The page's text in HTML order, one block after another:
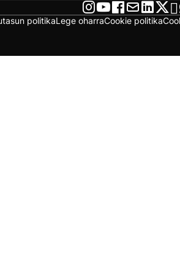
politikaLege oharraCookie politika